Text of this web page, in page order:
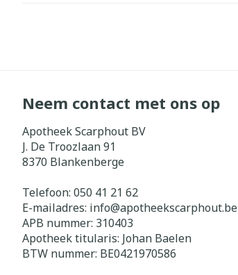
Neem contact met ons op
Apotheek Scarphout BV
J. De Troozlaan 91
8370 Blankenberge
Telefoon: 050 41 21 62
E-mailadres: info@apotheekscarphout.be
APB nummer: 310403
Apotheek titularis: Johan Baelen
BTW nummer: BE0421970586